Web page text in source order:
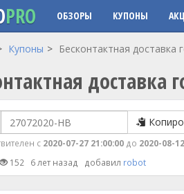
PRO ОБЗОРЫ КУПОНЫ
Купоны Бесконтактная доставка
с 2020-07-27 21:00:00 до 2020-08-
152 6 лет назад добавил robot